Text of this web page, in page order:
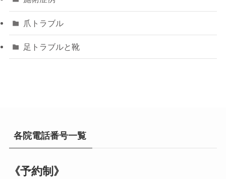
爪トラブル
足トラブルと靴
各院電話番号一覧
《予約制》